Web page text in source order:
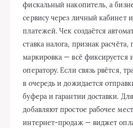
фискальный накопитель, а
сервису через личный кабинет
платежей. Чек создаётся
ставка налога, признак
маркировка — всё фиксируется
оператору. Если связь рвётся,
в очередь и дожидается
буфера и гарантии доставки.
добавляют простое рабочее
интернет‑продаж — виджет